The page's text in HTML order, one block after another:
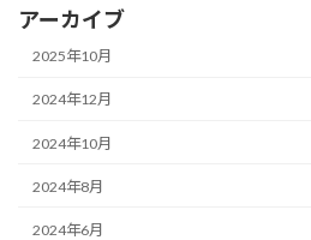
アーカイブ
2025年10月
2024年12月
2024年10月
2024年8月
2024年6月